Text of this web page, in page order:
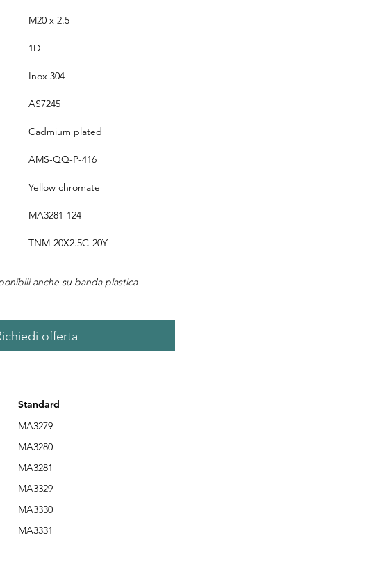
M20 x 2.5
1D
Inox 304
AS7245
Cadmium plated
AMS-QQ-P-416
Yellow chromate
MA3281-124
TNM-20X2.5C-20Y
anche su banda plastica
offerta
Standard
MA3279
MA3280
MA3281
MA3329
MA3330
MA3331